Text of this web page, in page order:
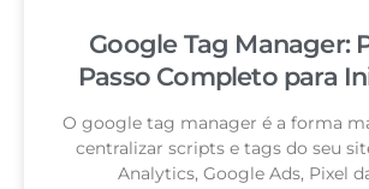
Google Tag Manager:
Passo Completo para
O google tag manager é a forma
centralizar scripts e tags do seu
Analytics, Google Ads, Pixel